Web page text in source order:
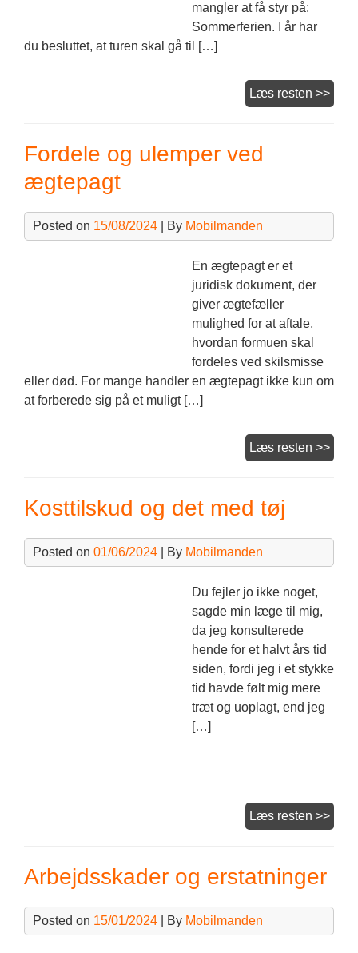
mangler at få styr på:
Sommerferien. I år har
du besluttet, at turen skal gå til […]
Læs resten >>Gråt
vejr
Fordele og ulemper ved
ægtepagt
Posted on 15/08/2024 | By Mobilmanden
En ægtepagt er et
juridisk dokument, der
giver ægtefæller
mulighed for at aftale,
hvordan formuen skal
fordeles ved skilsmisse
eller død. For mange handler en ægtepagt ikke kun om
at forberede sig på et muligt […]
Læs resten >>
og
Kosttilskud og det med tøj
Posted on 01/06/2024 | By Mobilmanden
Du fejler jo ikke noget,
sagde min læge til mig,
da jeg konsulterede
hende for et halvt års tid
siden, fordi jeg i et stykke
tid havde følt mig mere
træt og uoplagt, end jeg
[…]
Læs resten >>
og
Arbejdsskader og erstatninger
Posted on 15/01/2024 | By Mobilmanden